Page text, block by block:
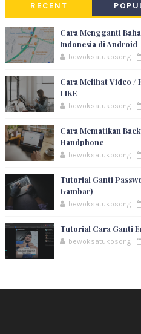
RECENT
Cara Mengganti
Indonesia di Android
bewoksatukosong
Cara Melihat Video /
LIKE
bewoksatukosong
Cara Mematikan
Handphone
bewoksatukosong
Tutorial Ganti
Gambar)
bewoksatukosong
Tutorial Cara Ganti
bewoksatukosong